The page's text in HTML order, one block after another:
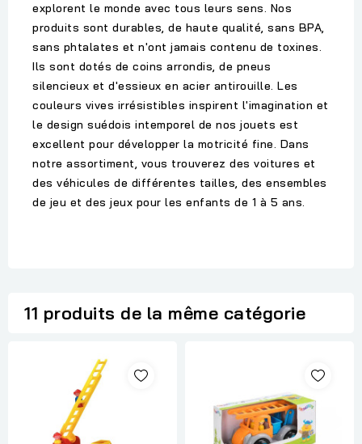
explorent le monde avec tous leurs sens. Nos
produits sont durables, de haute qualité, sans BPA,
sans phtalates et n'ont jamais contenu de toxines.
Ils sont dotés de coins arrondis, de pneus
silencieux et d'essieux en acier antirouille. Les
couleurs vives irrésistibles inspirent l'imagination et
le design suédois intemporel de nos jouets est
excellent pour développer la motricité fine. Dans
notre assortiment, vous trouverez des voitures et
des véhicules de différentes tailles, des ensembles
de jeu et des jeux pour les enfants de 1 à 5 ans.
11 produits de la même catégorie